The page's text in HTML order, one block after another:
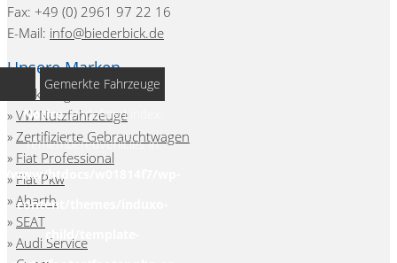
Fax: +49 (0) 2961 97 22 16
E-Mail: info@biederbick.de
Unsere Marken
Volkswagen
» VW Nutzfahrzeuge
» Zertifizierte Gebrauchtwagen
» Fiat Professional
» Fiat Pkw
» Abarth
» SEAT
» Audi Service
Notice: Undefined index:
rememberedVehicles in
/www/htdocs/w01814f7/wp-
content/themes/induxo-
child/template-
Gemerkte Fahrzeuge